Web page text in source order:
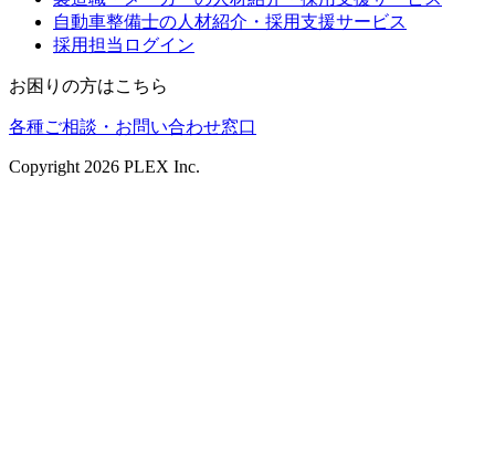
自動車整備士の人材紹介・採用支援サービス
採用担当ログイン
お困りの方はこちら
各種ご相談・お問い合わせ窓口
Copyright 2026 PLEX Inc.